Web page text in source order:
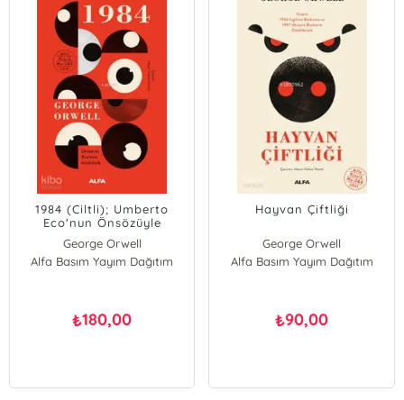
1984 (Ciltli); Umberto
Eco'nun Önsözüyle
George Orwell
Alfa Basım Yayım Dağıtım
₺180,00
Hayvan Çiftliği
George Orwell
Alfa Basım Yayım Dağıtım
₺90,00